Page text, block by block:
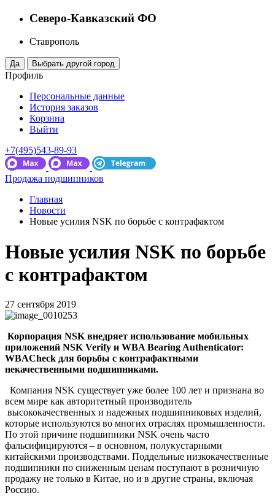
Северо-Кавказский ФО
Ставрополь
Профиль
Персональные данные
История заказов
Корзина
Выйти
+7(495)543-89-93
Продажа подшипников
Главная
Новости
Новые усилия NSK по борьбе с контрафактом
Новые усилия NSK по борьбе
с контрафактом
27 сентября 2019
Корпорация NSK внедряет использование мобильных
приложений NSK Verify и WBA Bearing Authenticator:
WBACheck для борьбы с контрафактными
некачественными подшипниками.
Компания NSK существует уже более 100 лет и признана во
всем мире как авторитетный производитель
высококачественных и надежных подшипниковых изделий,
которые используются во многих отраслях промышленности.
По этой причине подшипники NSK очень часто
фальсифицируются – в основном, полукустарными
китайскими производствами. Поддельные низкокачественные
подшипники по сниженным ценам поступают в розничную
продажу не только в Китае, но и в другие страны, включая
Россию.